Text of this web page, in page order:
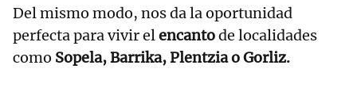
Del mismo modo, nos da la oportunidad
perfecta para vivir elencantode localidades
como Sopela, Barrika, Plentzia o Gorliz.